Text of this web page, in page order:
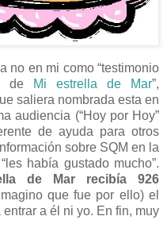
no en mi como “testimonio
de
Mi estrella de Mar”,
saliera nombrada esta en
audiencia (“Hoy por Hoy”
de ayuda para otros
sobre SQM en la
había gustado mucho”.
de Mar recibía 926
que fue por ello) el
a él ni yo. En fin, muy